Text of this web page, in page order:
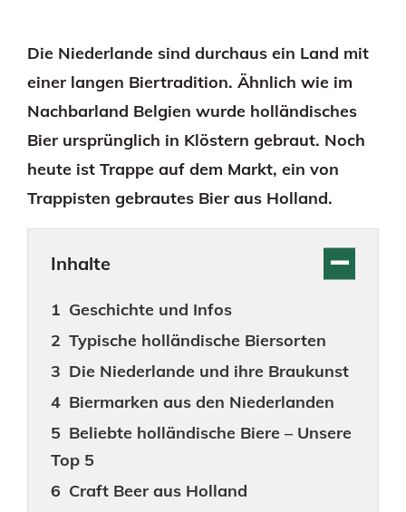
Die Niederlande sind durchaus ein Land mit
einer langen Biertradition. Ähnlich wie im
Nachbarland Belgien wurde holländisches
Bier ursprünglich in Klöstern gebraut. Noch
heute ist Trappe auf dem Markt, ein von
Trappisten gebrautes Bier aus Holland.
Inhalte
Geschichte und Infos
Typische holländische Biersorten
Die Niederlande und ihre Braukunst
Biermarken aus den Niederlanden
Beliebte holländische Biere – Unsere
Top 5
Craft Beer aus Holland